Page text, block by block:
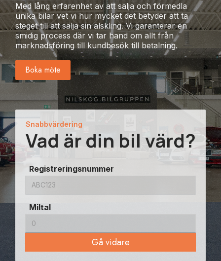
Med lång erfarenhet av att sälja och förmedla
unika bilar vet vi hur mycket det betyder att ta
steget till att sälja sin älskling. Vi garanterar en
smidig process där vi tar hand om allt från
marknadsföring till kundbesök till betalning.
Boka möte
Snabbvärdering
Vad är din bil värd?
Registreringsnummer
Miltal
Gå vidare